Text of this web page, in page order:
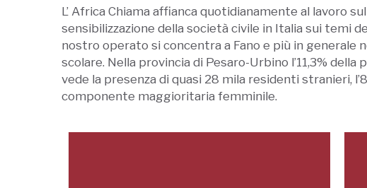
L’ Africa Chiama affianca quotidianamente al lavoro
sensibilizzazione della società civile in Italia sui temi
nostro operato si concentra a Fano e più in generale
scolare. Nella provincia di Pesaro-Urbino l’11,3%
vede la presenza di quasi 28 mila residenti stranieri,
componente maggioritaria femminile.